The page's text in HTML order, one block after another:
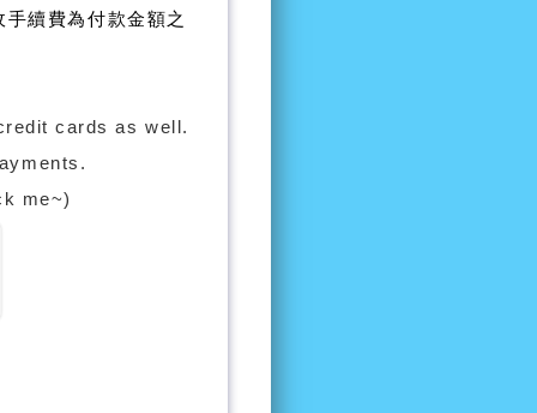
續費為付款金額之
cards as well.
me~)